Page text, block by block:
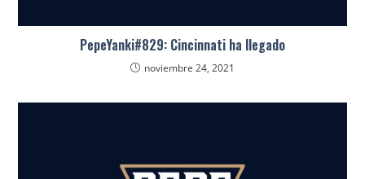
PepeYanki#829: Cincinnati ha llegado
noviembre 24, 2021